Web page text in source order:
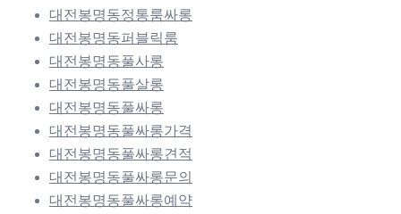
대전봉명동정통룸싸롱
대전봉명동퍼블릭룸
대전봉명동풀사롱
대전봉명동풀살롱
대전봉명동풀싸롱
대전봉명동풀싸롱가격
대전봉명동풀싸롱견적
대전봉명동풀싸롱문의
대전봉명동풀싸롱예약